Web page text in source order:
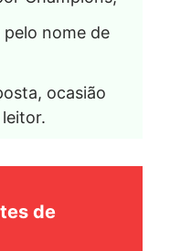
nome de
ocasião
de